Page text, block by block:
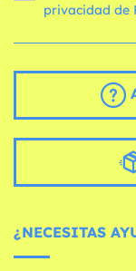
privacidad de
¿NECESITAS